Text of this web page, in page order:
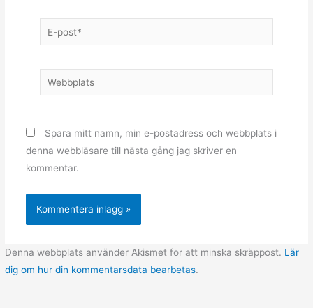
E-
post*
Webbplats
Spara mitt namn, min e-postadress och webbplats i
denna webbläsare till nästa gång jag skriver en
kommentar.
Denna webbplats använder Akismet för att minska skräppost. Lär
dig om hur din kommentarsdata bearbetas.